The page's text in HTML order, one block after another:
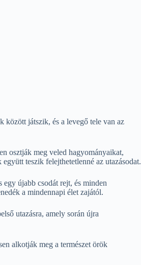
között játszik, és a levegő tele van az
osztják meg veled hagyományaikat,
teszik felejthetetlenné az utazásodat.
újabb csodát rejt, és minden
a mindennapi élet zajától.
utazásra, amely során újra
alkotják meg a természet örök